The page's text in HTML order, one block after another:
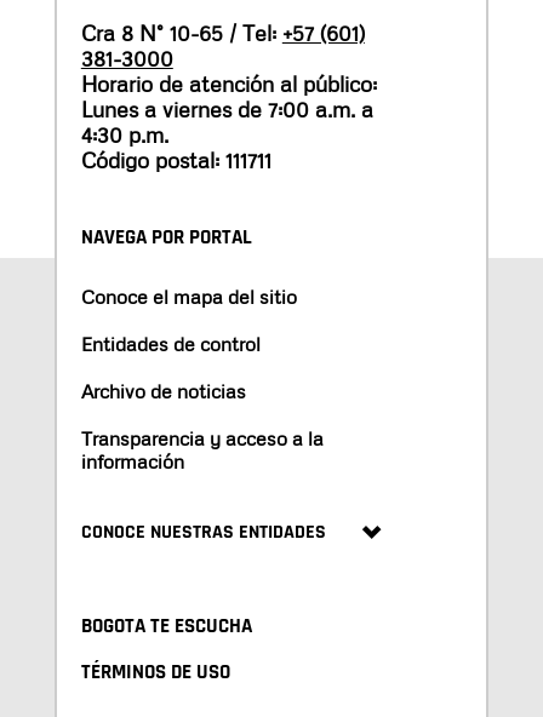
Cra 8 N° 10-65 / Tel: +57 (601)
381-3000
Horario de atención al público:
Lunes a viernes de 7:00 a.m. a
4:30 p.m.
Código postal: 111711
NAVEGA POR PORTAL
Conoce el mapa del sitio
Entidades de control
Archivo de noticias
Transparencia y acceso a la
información
CONOCE NUESTRAS ENTIDADES
BOGOTA TE ESCUCHA
TÉRMINOS DE USO